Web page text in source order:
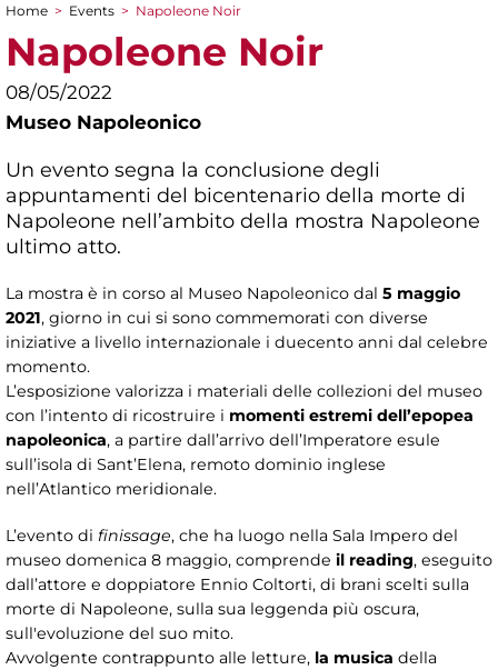
You are here
Home > Events > Napoleone Noir
Napoleone Noir
08/05/2022
Museo Napoleonico
Un evento segna la conclusione degli
appuntamenti del bicentenario della morte di
Napoleone nell’ambito della mostra Napoleone
ultimo atto.
La mostra è in corso al Museo Napoleonico dal 5 maggio
2021, giorno in cui si sono commemorati con diverse
iniziative a livello internazionale i duecento anni dal celebre
momento.
L’esposizione valorizza i materiali delle collezioni del museo
con l’intento di ricostruire i momenti estremi dell’epopea
napoleonica, a partire dall’arrivo dell’Imperatore esule
sull’isola di Sant’Elena, remoto dominio inglese
nell’Atlantico meridionale.
L’evento di finissage, che ha luogo nella Sala Impero del
museo domenica 8 maggio, comprende il reading, eseguito
dall’attore e doppiatore Ennio Coltorti, di brani scelti sulla
morte di Napoleone, sulla sua leggenda più oscura,
sull'evoluzione del suo mito.
Avvolgente contrappunto alle letture, la musica della